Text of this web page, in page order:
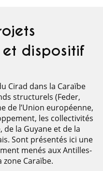
et dispositif
Cirad dans la Caraïbe
structurels (Feder,
de l’Union européenne,
les collectivités
de la Guyane et de la
Sont présentés ici une
menés aux Antilles-
zone Caraïbe.